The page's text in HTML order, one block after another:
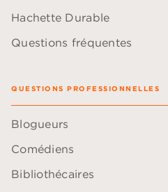
Hachette Durable
Questions fréquentes
QUESTIONS PROFESSIONNELLES
Blogueurs
Comédiens
Bibliothécaires